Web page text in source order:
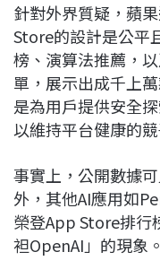
針對外界質疑，蘋
Store的設計是公平
榜、演算法推薦，
單，展示出成千上
是為用戶提供安全
以維持平台健康的競
事實上，公開數據
外，其他AI應用如
榮登App Store排行
袒OpenAI」的現象。